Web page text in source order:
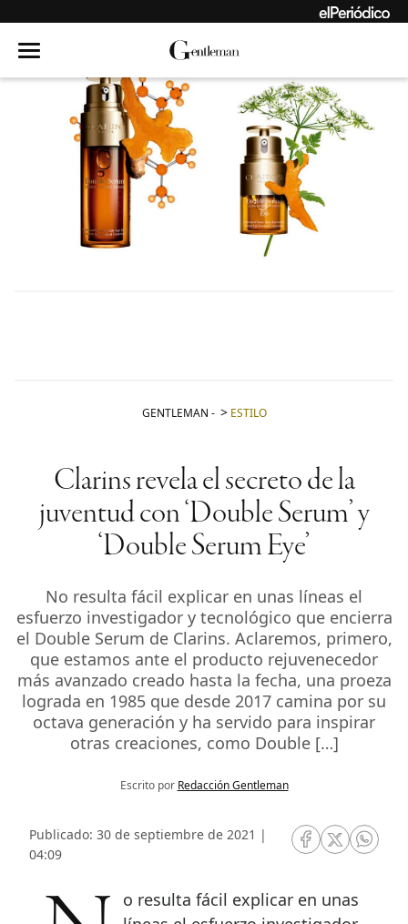
GENTLEMAN - ESTILO
Clarins revela el secreto de la
juventud con ‘Double Serum’ y
‘Double Serum Eye’
No resulta fácil explicar en unas líneas el
esfuerzo investigador y tecnológico que encierra
el Double Serum de Clarins. Aclaremos, primero,
que estamos ante el producto rejuvenecedor
más avanzado creado hasta la fecha, una proeza
lograda en 1985 que desde 2017 camina por su
octava generación y ha servido para inspirar
otras creaciones, como Double […]
Escrito por Redacción Gentleman
Publicado: 30 de septiembre de 2021 |
04:09
RRSS Facebook
RRSSRRSS